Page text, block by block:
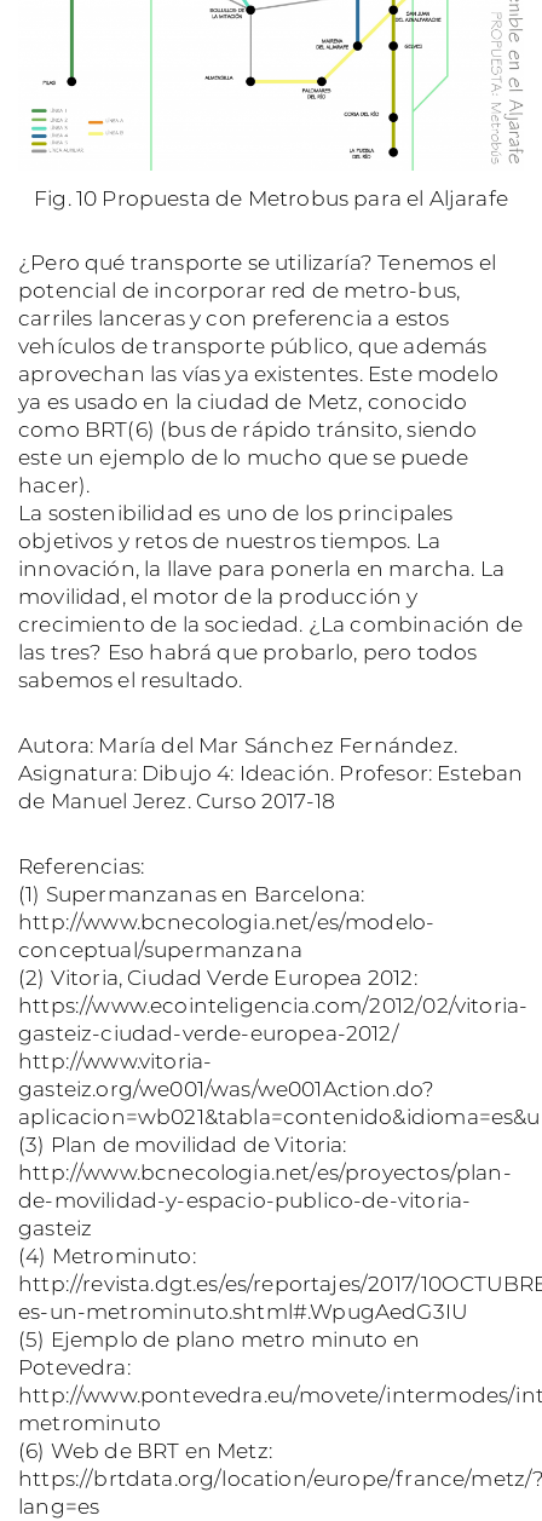
Fig. 10 Propuesta de Metrobus para el Aljarafe
¿Pero qué transporte se utilizaría? Tenemos el
potencial de incorporar red de metro-bus,
carriles lanceras y con preferencia a estos
vehículos de transporte público, que además
aprovechan las vías ya existentes. Este modelo
ya es usado en la ciudad de Metz, conocido
como BRT(6) (bus de rápido tránsito, siendo
este un ejemplo de lo mucho que se puede
hacer).
La sostenibilidad es uno de los principales
objetivos y retos de nuestros tiempos. La
innovación, la llave para ponerla en marcha. La
movilidad, el motor de la producción y
crecimiento de la sociedad. ¿La combinación de
las tres? Eso habrá que probarlo, pero todos
sabemos el resultado.
Autora: María del Mar Sánchez Fernández.
Asignatura: Dibujo 4: Ideación. Profesor: Esteban
de Manuel Jerez. Curso 2017-18
Referencias:
(1) Supermanzanas en Barcelona:
http://www.bcnecologia.net/es/modelo-
conceptual/supermanzana
(2) Vitoria, Ciudad Verde Europea 2012:
https://www.ecointeligencia.com/2012/02/vitoria-
gasteiz-ciudad-verde-europea-2012/
http://www.vitoria-
gasteiz.org/we001/was/we001Action.do?
(3) Plan de movilidad de Vitoria:
http://www.bcnecologia.net/es/proyectos/plan-
de-movilidad-y-espacio-publico-de-vitoria-
gasteiz
(4) Metrominuto:
http://revista.dgt.es/es/reportajes/2017/
es-un-metrominuto.shtml#.WpugAedG3IU
(5) Ejemplo de plano metro minuto en
Potevedra:
http://www.pontevedra.eu/movete/intermodes/
metrominuto
(6) Web de BRT en Metz:
https://brtdata.org/location/europe/france/metz/
lang=es